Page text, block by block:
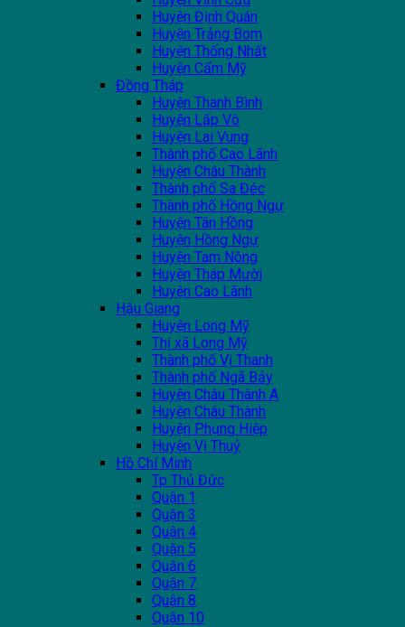
Huyện Định Quán
Huyện Trảng Bom
Huyện Thống Nhất
Huyện Cẩm Mỹ
Đồng Tháp
Huyện Thanh Bình
Huyện Lấp Vò
Huyện Lai Vung
Thành phố Cao Lãnh
Huyện Châu Thành
Thành phố Sa Đéc
Thành phố Hồng Ngự
Huyện Tân Hồng
Huyện Hồng Ngự
Huyện Tam Nông
Huyện Tháp Mười
Huyện Cao Lãnh
Hậu Giang
Huyện Long Mỹ
Thị xã Long Mỹ
Thành phố Vị Thanh
Thành phố Ngã Bảy
Huyện Châu Thành A
Huyện Châu Thành
Huyện Phụng Hiệp
Huyện Vị Thuỷ
Hồ Chí Minh
Tp Thủ Đức
Quận 1
Quận 3
Quận 4
Quận 5
Quận 6
Quận 7
Quận 8
Quận 10